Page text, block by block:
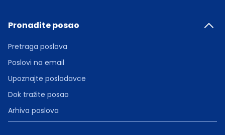
Pronađite posao
Pretraga poslova
Poslovi na email
Upoznajte poslodavce
Dok tražite posao
Arhiva poslova